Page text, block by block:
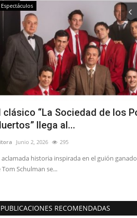
Espectáculos
clásico “La Sociedad de los
llega al...
Junio 2, 2026 295
aclamada historia inspirada en el guión
Tom Schulman se...
PUBLICACIONES RECOMENDADAS